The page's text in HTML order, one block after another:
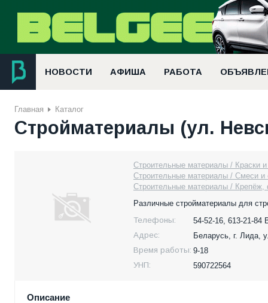
НОВОСТИ АФИША РАБОТА
Главная Каталог
Стройматериалы (ул.
Строительные материалы / Краски
Строительные материалы / Смеси и
Строительные материалы / Крепёж,
Различные стройматериалы для
Телефоны:
54-52-16, 613-21-84
Адрес:
Беларусь, г. Лида,
Время работы: 9-18
УНП:
590722564
Описание